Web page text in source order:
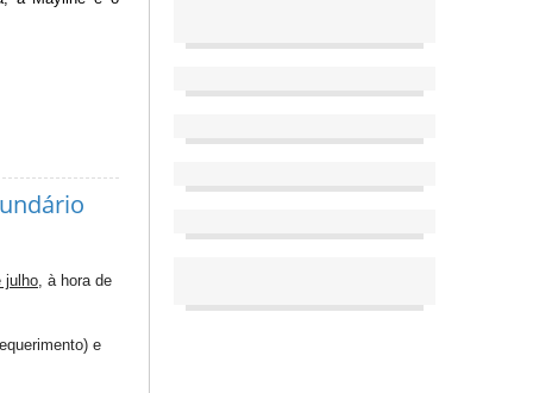
julho , à hora de
e